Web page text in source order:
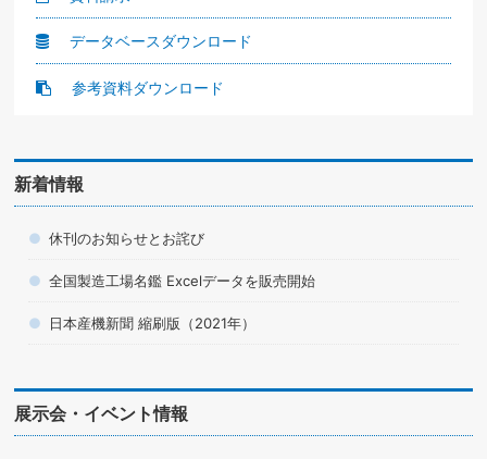
データベースダウンロード
参考資料ダウンロード
新着情報
休刊のお知らせとお詫び
全国製造工場名鑑 Excelデータを販売開始
日本産機新聞 縮刷版（2021年）
展示会・イベント情報